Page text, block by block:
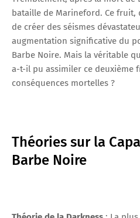
bataille de Marineford. Ce
de créer des séismes
augmentation significative du
Barbe Noire. Mais la véritable
a-t-il pu assimiler ce deuxième
conséquences mortelles ?
Théories sur la
Barbe Noire